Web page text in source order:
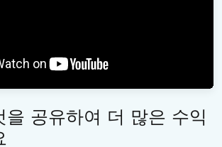
을 공유하여 더 많은 수익